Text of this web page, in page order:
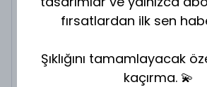
ZİNCİR BOY SEÇİNİZ.
fırsatlardan ilk sen
Şıklığını tamamlayacak
kaçırma. 💫